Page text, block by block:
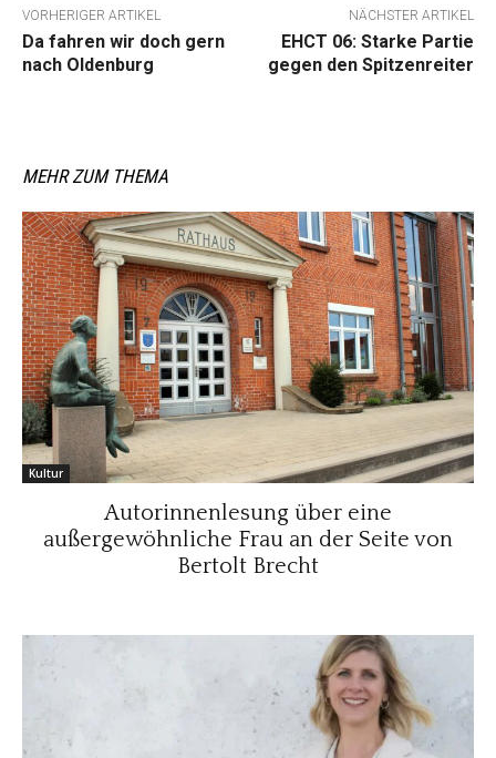
VORHERIGER ARTIKEL
Da fahren wir doch gern
nach Oldenburg
NÄCHSTER ARTIKEL
EHCT 06: Starke Partie
gegen den Spitzenreiter
MEHR ZUM THEMA
Kultur
Autorinnenlesung über eine
außergewöhnliche Frau an der Seite von
Bertolt Brecht